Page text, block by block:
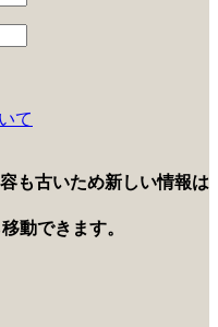
て
も古いため新しい情報は
動できます。